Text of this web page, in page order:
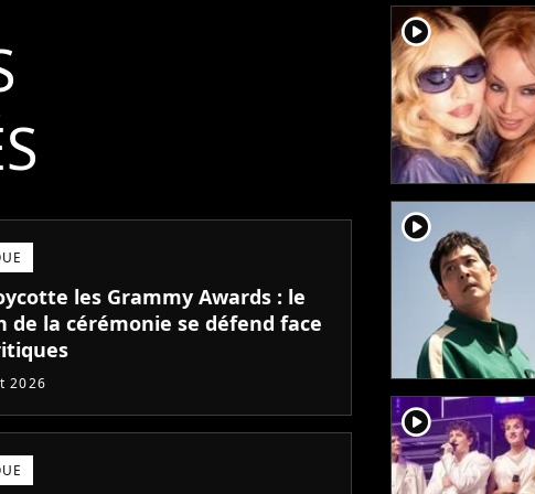
les Grammy Awards : le
de la cérémonie se défend face
2026
player2
player2
player2